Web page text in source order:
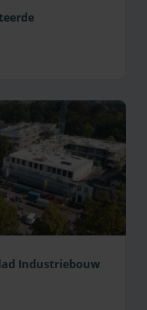
Industriebouw